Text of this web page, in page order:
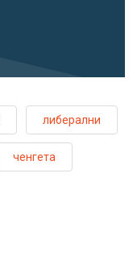
либерални
ченгета